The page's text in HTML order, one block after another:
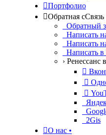
Портфолио
Обратная сСвязь
Обратный
Написать
Написать
Написать в
› Ренессанс



2Gis
О нас •